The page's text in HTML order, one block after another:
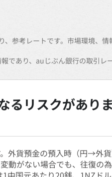
参考レートです。市場環境、
であり、auじぶん銀行の取引レ
るリスクがあり
外貨預金の預入時（円→外
動がない場合でも、往復の